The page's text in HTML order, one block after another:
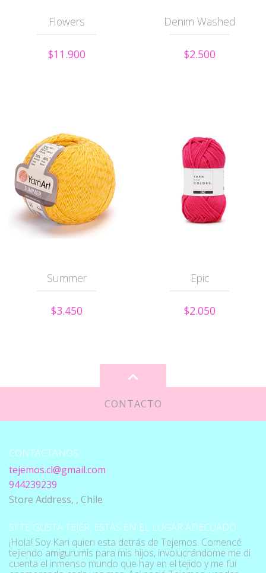
Flowers
$11.900
Denim Washed
$2.500
Summer
$3.450
Epic
$2.050
CONTACTO
CONTÁCTANOS
tejemos.cl@gmail.com
944239239
Store Address, , Chile
SI TE GUSTA TEJER, ESTAS EN EL LUGAR ADECUADO
¡Hola! Soy Kari quien esta detrás de Tejemos. Comencé
tejiendo amigurumis para mis hijos, involucrándome me di
cuenta el inmenso mundo que hay en el tejido y me fui